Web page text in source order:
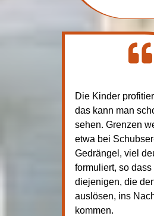
Die Kinder
das kann man
sehen. Grenzen
etwa bei
Gedrängel, viel
formuliert, so dass
diejenigen, die
auslösen, ins
kommen.